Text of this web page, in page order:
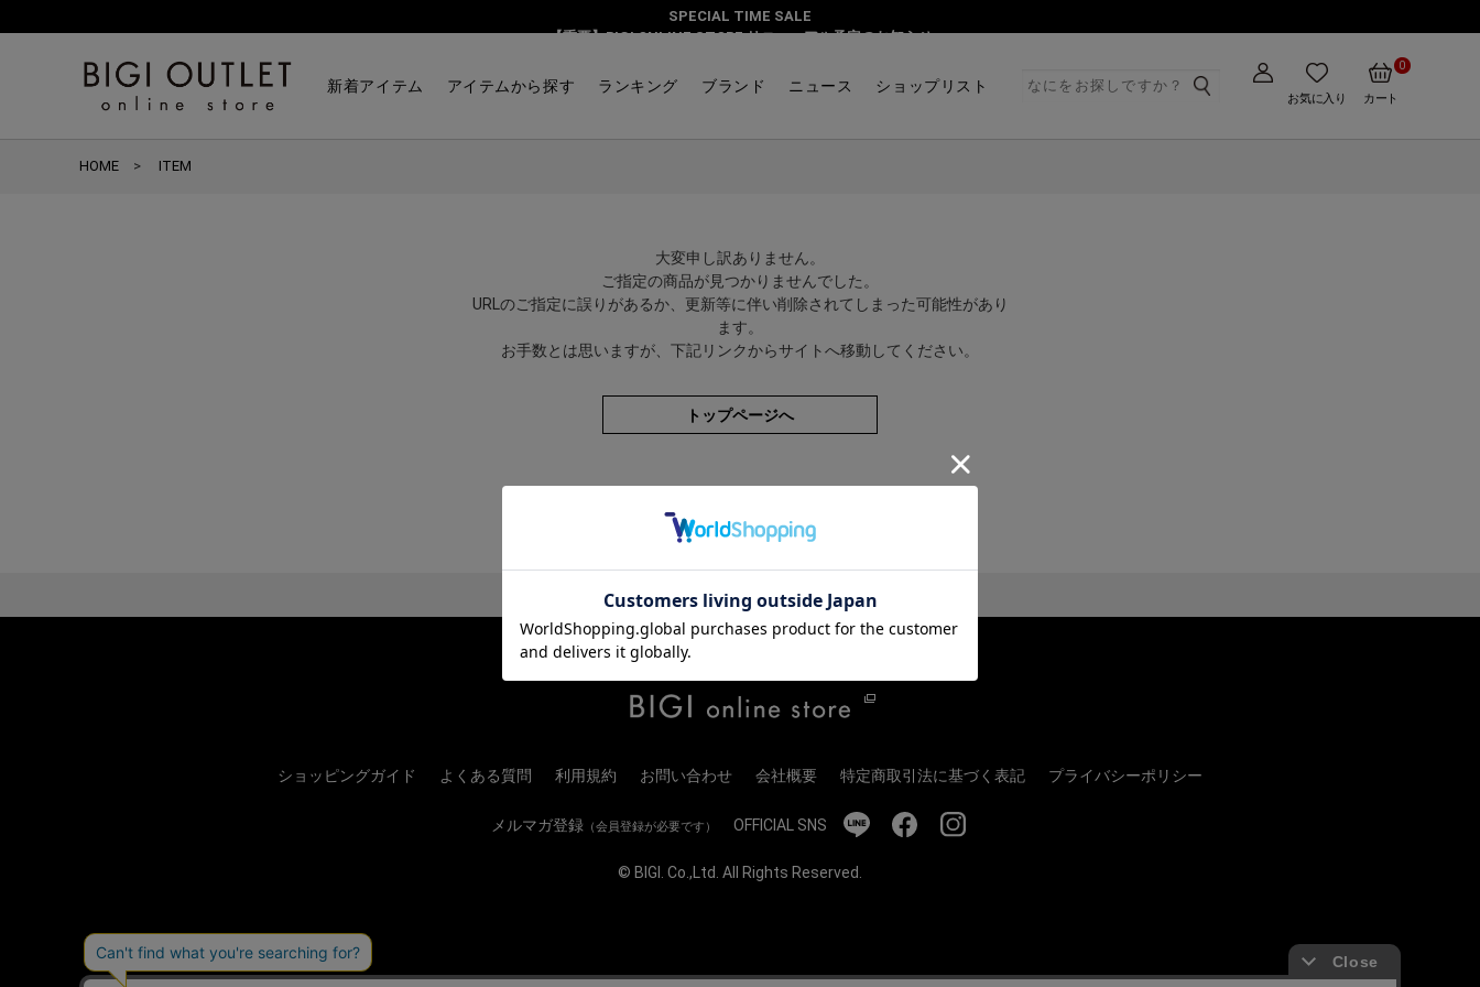
SPECIAL TIME SALE
【重要】BIGI ONLINE STORE リニューアル予定のお知らせ
新着アイテム アイテムから探す ランキング ブランド ニュース ショップリスト
お気に入り カート
0
HOME ITEM
大変申し訳ありません。
ご指定の商品が見つかりませんでした。
URLのご指定に誤りがあるか、更新等に伴い削除されてしまった可能性があり
ます。
お手数とは思いますが、下記リンクからサイトへ移動してください。
トップページへ
ショッピングガイド よくある質問 利用規約 お問い合わせ 会社概要 特定商取引法に基づく表記 プライバシーポリシー
メルマガ登録 （会員登録が必要です） OFFICIAL SNS
© BIGI. Co.,Ltd. All Rights Reserved.